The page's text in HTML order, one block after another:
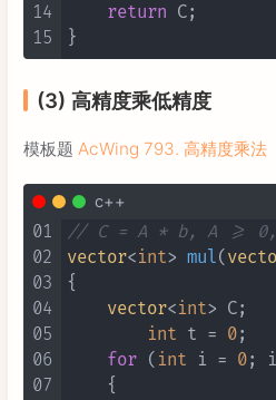
14
15
return C;
(3) 高精度乘低精度
模板题 AcWing 793. 高精度乘法
c++
01
02
03
04
05
06
07
// C = A * b, A >=
vector<int> mul(
{
vector<int> C;
int t = 0;
for ( int i = 0; i
    {